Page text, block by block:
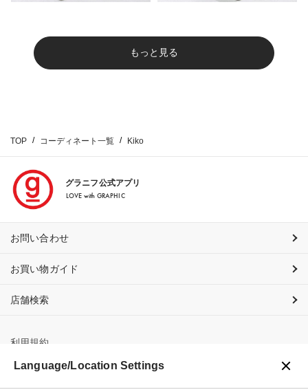
もっと見る
TOP コーディネート一覧 Kiko
グラニフ公式アプリ
LOVE with GRAPHIC
お問い合わせ
お買い物ガイド
店舗検索
利用規約
プライバシーポリシー
Language/Location Settings